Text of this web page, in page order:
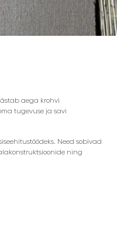
aega krohvi
tugevuse ja savi
Need sobivad
ning